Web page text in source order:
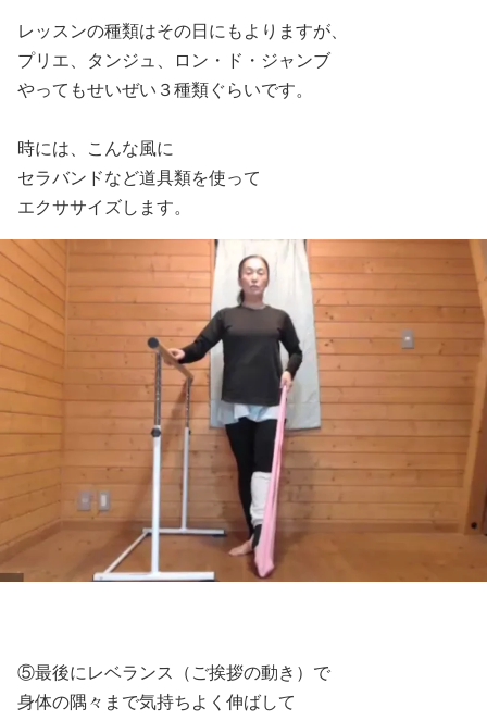
レッスンの種類はその日にもよりますが、
プリエ、タンジュ、ロン・ド・ジャンブ
やってもせいぜい３種類ぐらいです。
時には、こんな風に
セラバンドなど道具類を使って
エクササイズします。
⑤最後にレベランス（ご挨拶の動き）で
身体の隅々まで気持ちよく伸ばして